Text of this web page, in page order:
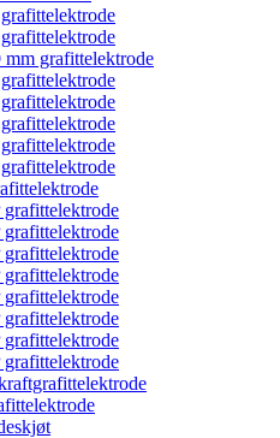
mm grafittelektrode
grafittelektrode
grafittelektrode
grafittelektrode
grafittelektrode
grafittelektrode
grafittelektrode
grafittelektrode
grafittelektrode